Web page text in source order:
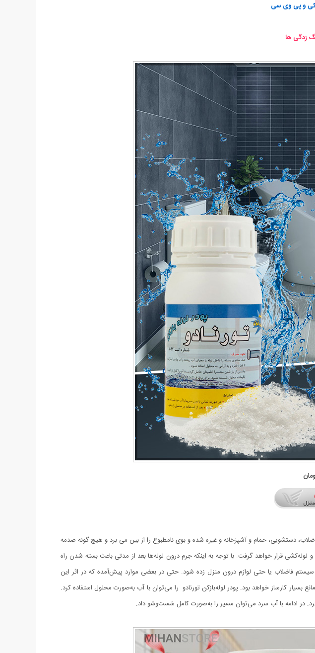
و پی وی سی
زدگی ها
دستشویی، حمام و آشپزخانه و غیره شده و بوی نامطبوع را از بین می برد و هیچ گونه صدمه
قرار خواهد گرفت. با توجه به اینکه جرم درون لوله‌ها بعد از مدتی باعث بسته شدن راه
فاضلاب یا حتی لوازم درون منزل زده شود. حتی در بعضی موارد پیش‌آمده که در اثر این
لوله‌بازکن تورنادو با وزن 250گرم برای از بین بردن جرم و مانع بسیار کارساز خواهد بود. پودر لوله‌بازکن تورنادو را می‌توان با آب به‌صورت محلول استفاده کرد.
در ادامه با آب سرد می‌توان مسیر را به‌صورت کامل شست‌وشو داد.